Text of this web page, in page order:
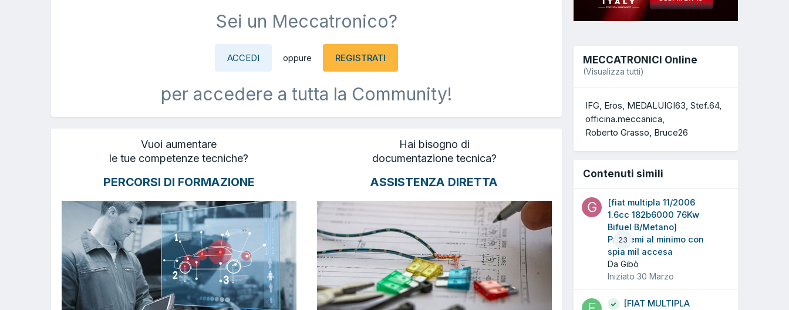
Sei un Meccatronico?
ACCEDI oppure REGISTRATI
per accedere a tutta la Community!
Vuoi aumentare
le tue competenze tecniche?
PERCORSI DI FORMAZIONE
Hai bisogno di
documentazione tecnica?
ASSISTENZA DIRETTA
MECCATRONICI Online
(Visualizza tutti)
IFG Eros MEDALUIGI63 Stef.64
officina.meccanica
Roberto Grasso Bruce26
Contenuti simili
23
[fiat multipla 11/2006
1.6cc 182b6000 76Kw
Bifuel B/Metano]
Problemi al minimo con
spia mil accesa
Da Gibò
Iniziato 30 Marzo
[FIAT MULTIPLA